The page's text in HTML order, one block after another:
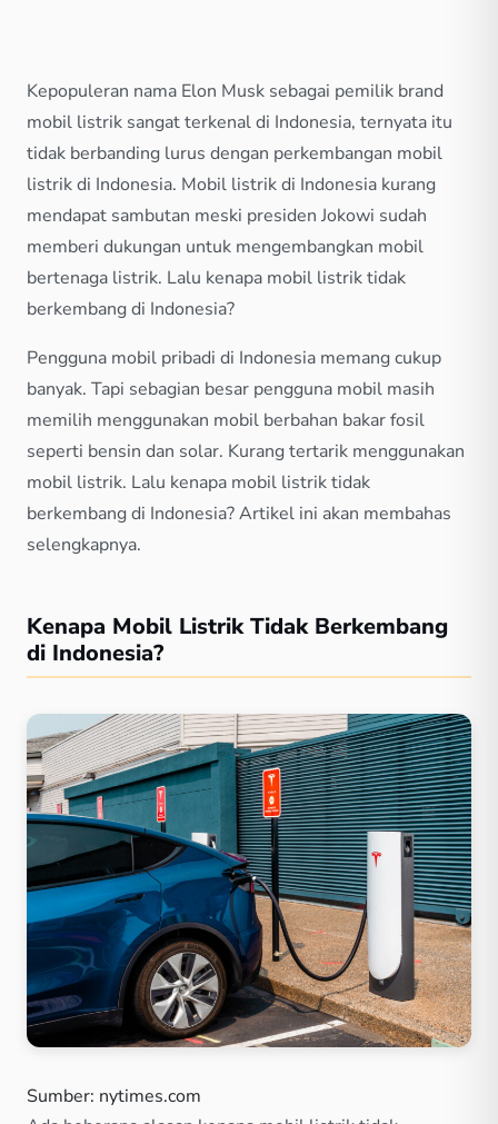
Kepopuleran nama Elon Musk sebagai pemilik brand
mobil listrik sangat terkenal di Indonesia, ternyata itu
tidak berbanding lurus dengan perkembangan mobil
listrik di Indonesia. Mobil listrik di Indonesia kurang
mendapat sambutan meski presiden Jokowi sudah
memberi dukungan untuk mengembangkan mobil
bertenaga listrik. Lalu kenapa mobil listrik tidak
berkembang di Indonesia?
Pengguna mobil pribadi di Indonesia memang cukup
banyak. Tapi sebagian besar pengguna mobil masih
memilih menggunakan mobil berbahan bakar fosil
seperti bensin dan solar. Kurang tertarik menggunakan
mobil listrik. Lalu kenapa mobil listrik tidak
berkembang di Indonesia? Artikel ini akan membahas
selengkapnya.
Kenapa Mobil Listrik Tidak Berkembang
di Indonesia?
Sumber: nytimes.com